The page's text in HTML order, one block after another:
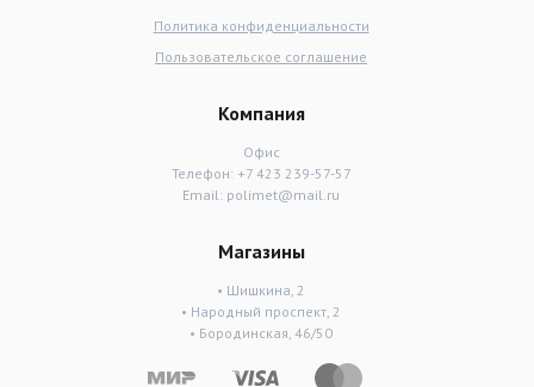
Политика конфиденциальности
Пользовательское соглашение
Компания
Офис
Телефон: +7 423 239-57-57
Email: polimet@mail.ru
Магазины
• Шишкина, 2
• Народный проспект, 2
• Бородинская, 46/50